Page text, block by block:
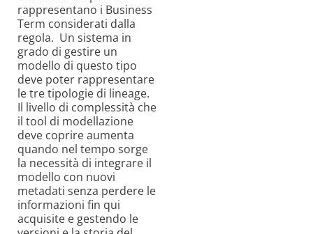
rappresentano i Business
Term considerati dalla
regola. Un sistema in
grado di gestire un
modello di questo tipo
deve poter rappresentare
le tre tipologie di lineage.
Il livello di complessità che
il tool di modellazione
deve coprire aumenta
quando nel tempo sorge
la necessità di integrare il
modello con nuovi
metadati senza perdere le
informazioni fin qui
acquisite e gestendo le